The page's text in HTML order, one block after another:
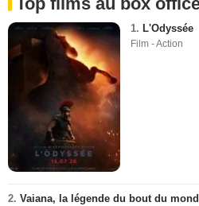
1. L'Odyssée
Film - Action
2. Vaiana, la légende du bout du